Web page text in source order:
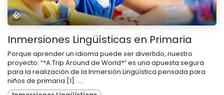
Inmersiones Lingüísticas en Primaria
Porque aprender un idioma puede ser divertido, nuestro
proyecto: “*A Trip Around de World*” es una apuesta segura
para la realización de la Inmersión Lingüística pensada para
niños de primaria [1] . ...